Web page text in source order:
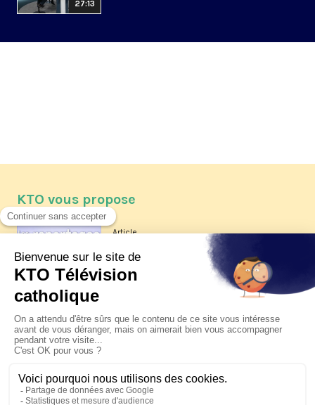
27:13
KTO vous propose
Article
Les reportages d'été 2026 de KTO
La visite pastorale du pape Léon
XIV à Assise à suivre sur KTO le
jeudi 6 août
Le pape en Uruguay, Argentine et
Pérou du 6 au 17 novembre 2026